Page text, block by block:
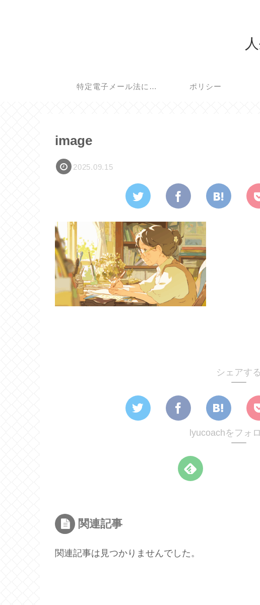
特定電子メール法に基 ポリシー
image
2025.09.15
シェアする
lyucoachをフォ
関連記事
関連記事は見つかりませんでした。